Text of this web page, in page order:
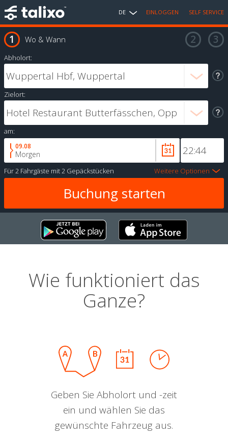
DE EINLOGGEN SELF SERVICE
Wo & Wann
Abholort:
Zielort:
am:
09.08
Morgen
Für2 Fahrgäste mit2 Gepäckstücken Weitere Optionen
Wie funktioniert das
Ganze?
Geben Sie Abholort und -zeit
ein und wählen Sie das
gewünschte Fahrzeug aus.